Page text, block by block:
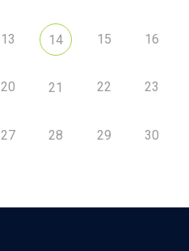
13 14 15 16
20 21 22 23
27 28 29 30